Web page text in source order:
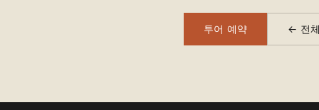
투어 예약 ← 전